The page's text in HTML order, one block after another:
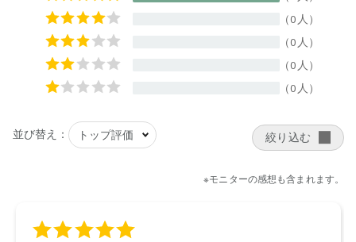
【店舗発売日】
ecostore 2024/10/11
CosmeKitchen 2024/10/18
Biople 2024/10/18
にお問い合わせください。
※発売日は予告なく変更する可能性がございます。予めご了承
ますので予めご了承ください。